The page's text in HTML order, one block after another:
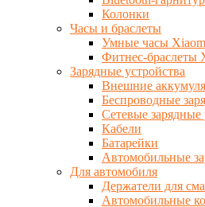
Колонки
Часы и браслеты
Умные часы
Фитнес-браслеты
Зарядные устройства
Внешние
Беспроводные
Сетевые зарядные
Кабели
Батарейки
Автомобильные
Для автомобиля
Держатели для
Автомобильные